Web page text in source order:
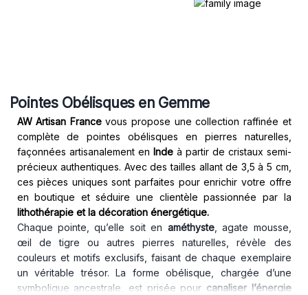
Pointes Obélisques en Gemme
AW Artisan Francevous propose une collection raffinée et
complète de pointes obélisques en pierres naturelles,
façonnées artisanalement en Inde à partir de cristaux semi-
précieux authentiques. Avec des tailles allant de 3,5 à 5 cm,
ces pièces uniques sont parfaites pour enrichir votre offre
en boutique et séduire une clientèle passionnée par la
lithothérapie et la décoration énergétique.
Chaque pointe, qu’elle soit en améthyste, agate mousse,
œil de tigre ou autres pierres naturelles, révèle des
couleurs et motifs exclusifs, faisant de chaque exemplaire
un véritable trésor. La forme obélisque, chargée d’une
symbolique ancestrale, est prisée pour canaliser l’énergie